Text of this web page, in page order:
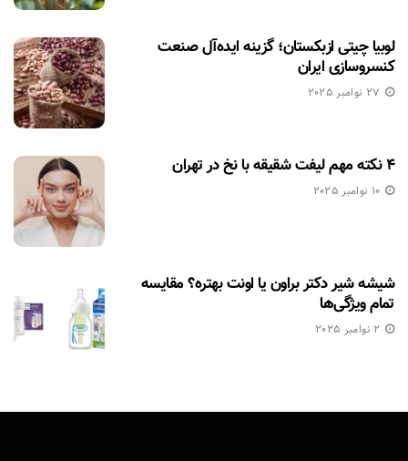
لوبیا چیتی ازبکستان؛ گزینه ایده‌آل صنعت
کنسروسازی ایران
27 نوامبر 2025
۴ نکته مهم لیفت شقیقه با نخ در تهران
10 نوامبر 2025
شیشه شیر دکتر براون یا اونت بهتره؟ مقایسه
تمام ویژگی‌ها
2 نوامبر 2025